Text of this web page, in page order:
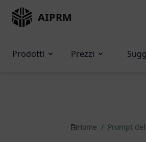
AIPRM
Prodotti Prezzi
Home / Prompt